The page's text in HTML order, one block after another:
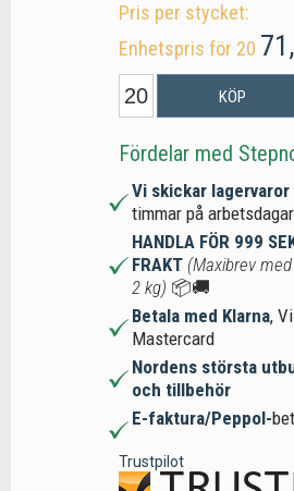
Pris per stycket:
Enhetspris för 20
KÖP
Fördelar med
Vi skickar lagervaror
timmar på arbetsdagar
HANDLA FÖR 999
FRAKT (Maxibrev
2 kg) 📦🚚
Betala med Klarna,
Mastercard
Nordens största
och tillbehör
E-faktura/Peppol-
Trustpilot